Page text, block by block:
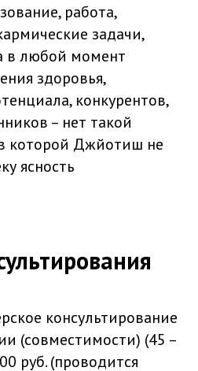
работа,
задачи,
в любой момент
здоровья,
конкурентов,
– нет такой
которой Джйотиш не
ясность
консультирование
(совместимости) (45 –
руб. (проводится